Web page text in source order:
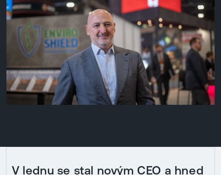
V lednu se stal novým CEO a hned